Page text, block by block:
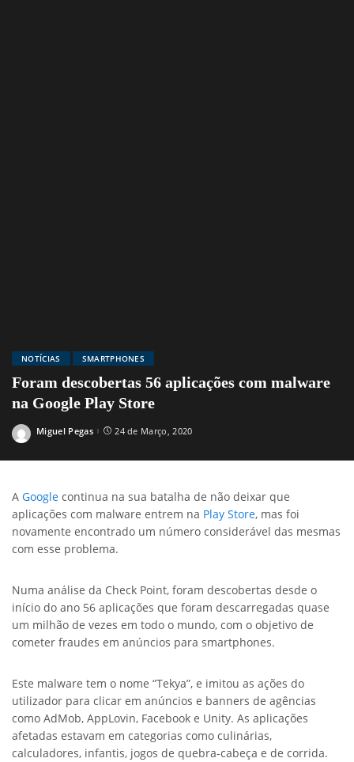
NOTÍCIAS SMARTPHONES
Foram descobertas 56 aplicações com malware
na Google Play Store
Posted
Miguel Pegas 24 de Março, 2020
A Google continua na sua batalha de não deixar que
aplicações com malware entrem na Play Store, mas foi
novamente encontrado um número considerável das mesmas
com esse problema.
Numa análise da Check Point, foram descobertas desde o
início do ano 56 aplicações que foram descarregadas quase
um milhão de vezes em todo o mundo, com o objetivo de
cometer fraudes em anúncios para smartphones.
Este malware tem o nome “Tekya”, e imitou as ações do
utilizador para clicar em anúncios e banners de agências
como AdMob, AppLovin, Facebook e Unity. As aplicações
afetadas estavam em categorias como culinárias,
calculadores, infantis, jogos de quebra-cabeça e de corrida.